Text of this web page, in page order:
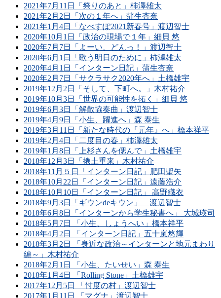
2021年7月11日「祭りのあと」柿澤雄太
2021年2月2日「次の１年へ」蒲生杏奈
2021年1月4日「なべすぽ2021新春号」渡辺智士
2020年10月1日「政治の現場で１年」細貝 悠
2020年7月7日「よーい、どんっ！」渡辺智士
2020年6月1日「歌う明日のために」柿澤雄太
2020年4月1日「インターン日記」蒲生杏奈
2020年2月7日「サクラサク2020年へ」土橋雄宇
2019年12月2日「そして、下町へ。」木村祐介
2019年10月3日「世界の可能性を拓く」細貝 悠
2019年6月3日「解散協奏曲」渡辺智士
2019年4月9日「小生、躍進へ」森 泰生
2019年3月11日「新たな時代の『元年』へ」橋本祥平
2019年2月4日「二度目の春」柿澤雄太
2019年1月8日「上杉さんを偲んで」土橋雄宇
2018年12月3日「捲土重来」木村祐介
2018年11月５日「インターン日記」肥田聖矢
2018年10月22日「インターン日記」遠藤浩介
2018年10月10日「インターン日記」 高野織衣
2018年9月3日「ギウンdeキウン」 渡辺智士
2018年6月8日「インターンから学生秘書へ」 大城瑛司
2018年5月7日 「小生、しょうへい」橋本祥平
2018年4月2日 「インターン日記」五十嵐悠輝
2018年3月2日 「身近な政治～インターンと地元まわり
編～」木村祐介
2018年2月1日 「小生、たいせい」森 泰生
2018年1月4日 「Rolling Stone」土橋雄宇
2017年12月5日 「忖度の村」渡辺智士
2017年1月11日 「マグナ」渡辺智士